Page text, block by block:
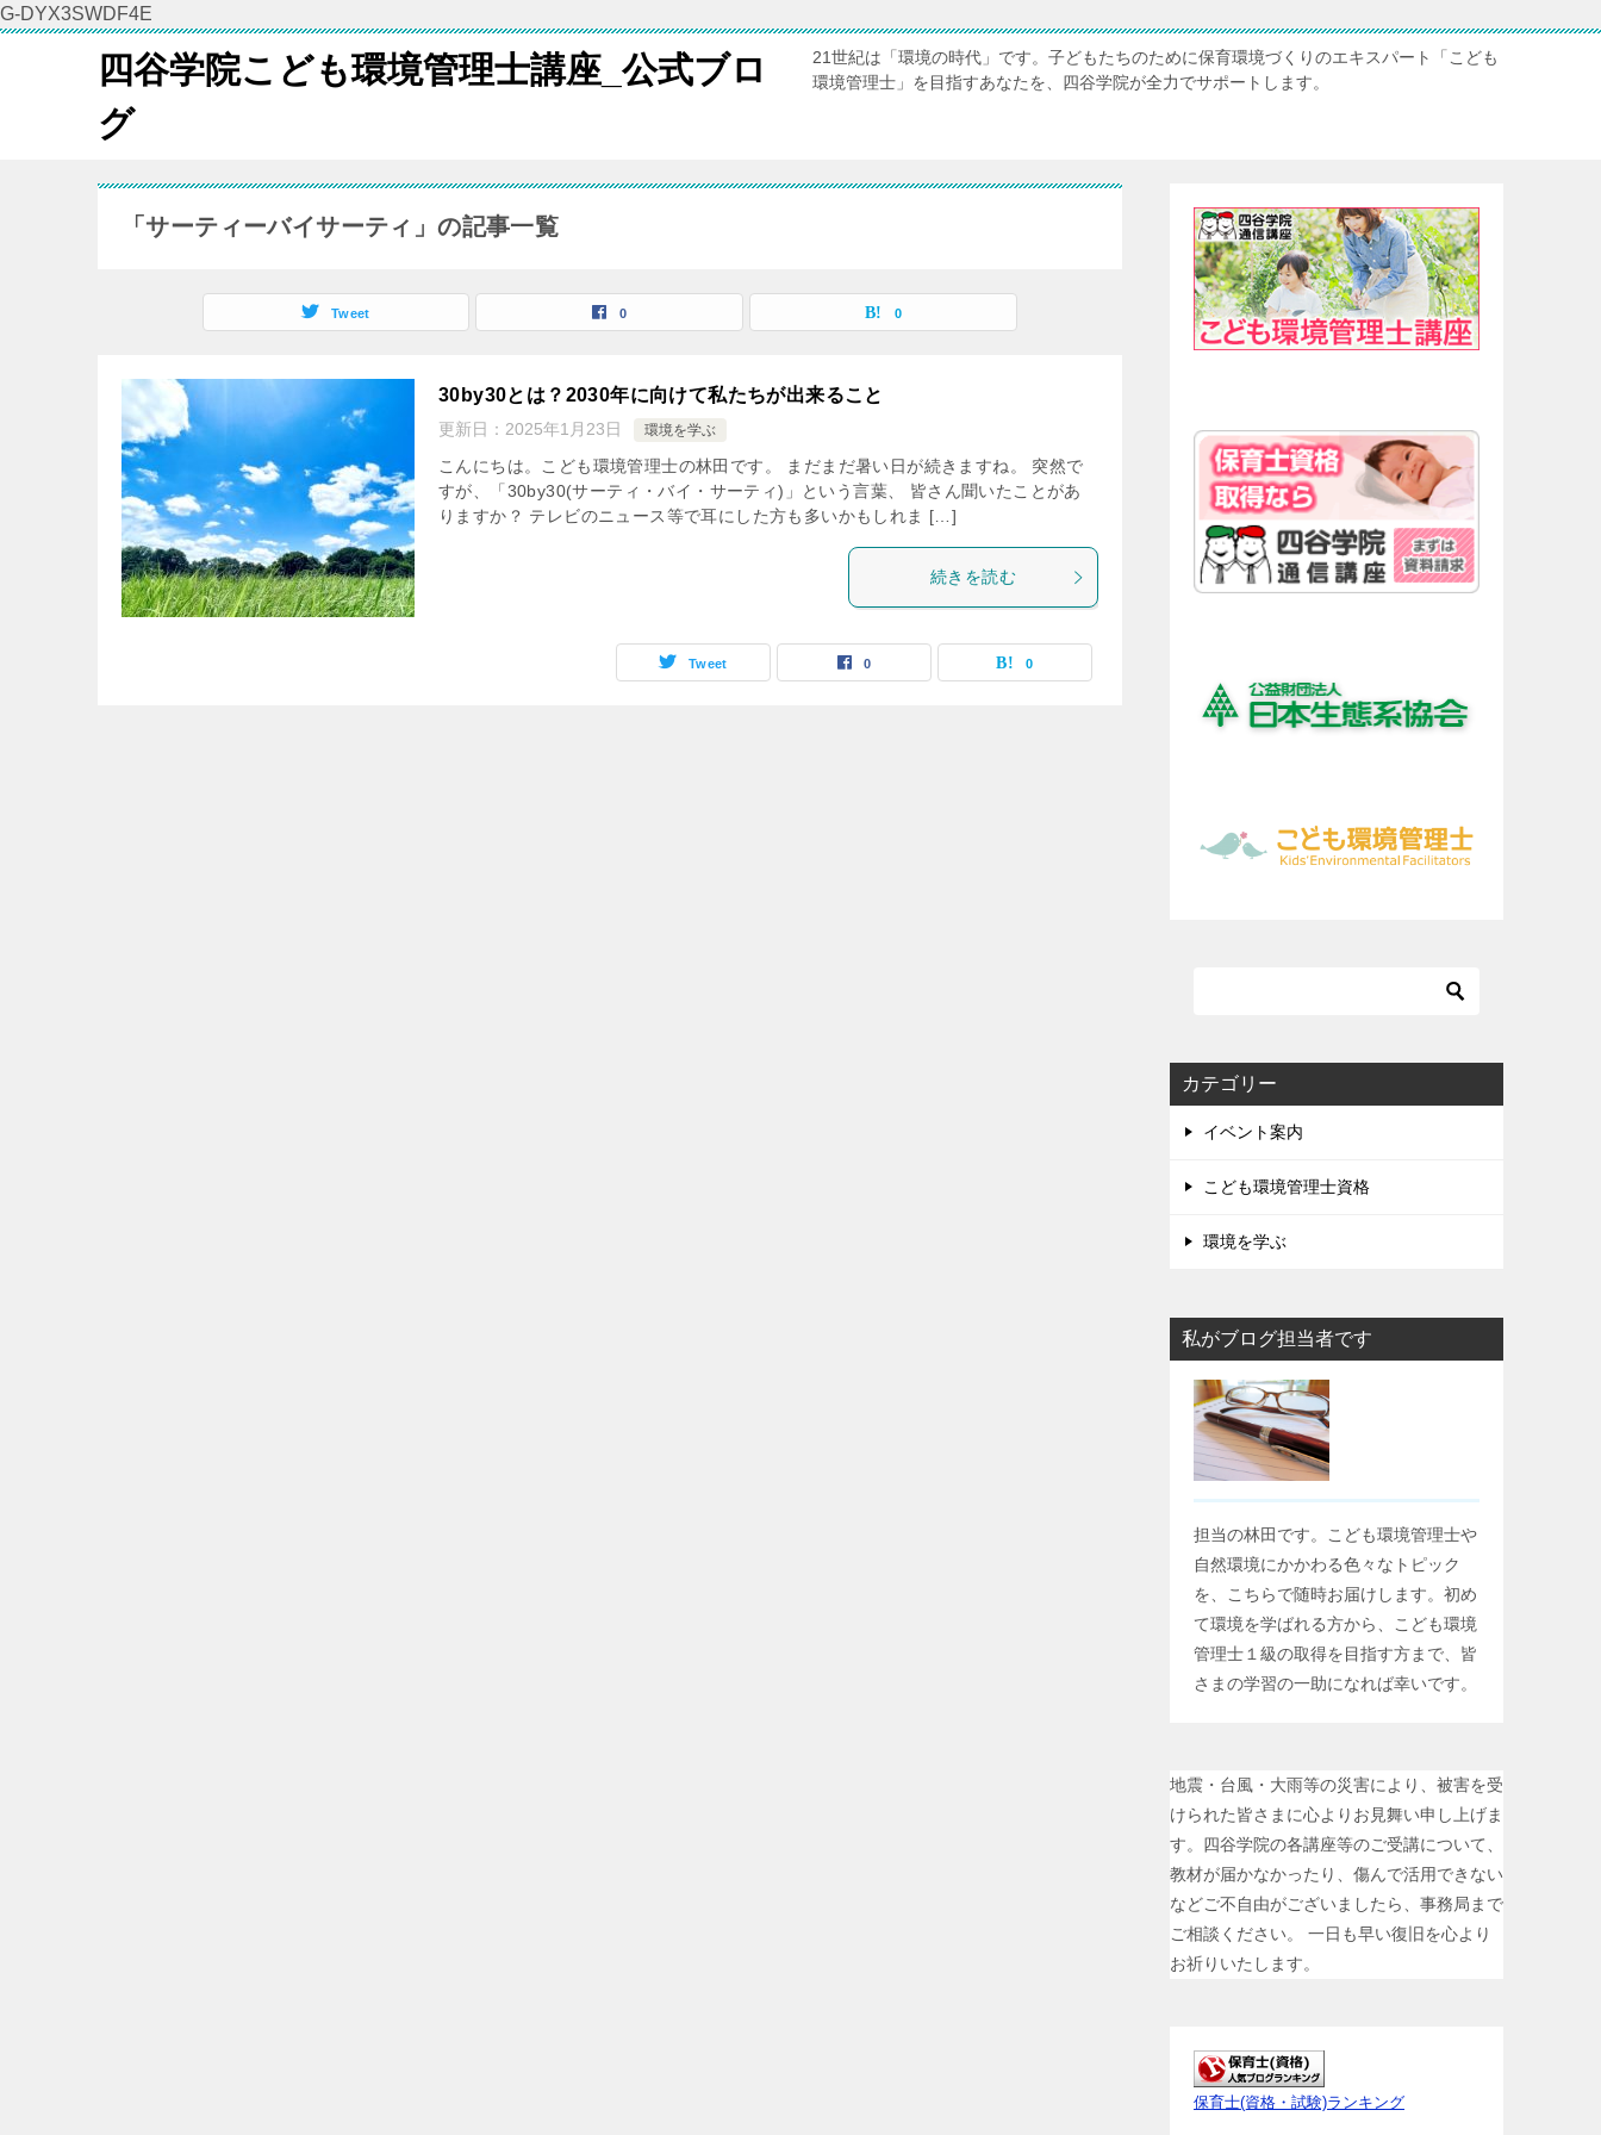
G-DYX3SWDF4E
四谷学院こども環境管理士講座_公式ブロ
グ
21世紀は「環境の時代」です。子どもたちのために保育環境づくりのエキスパート「こども
環境管理士」を目指すあなたを、四谷学院が全力でサポートします。
「サーティーバイサーティ」の記事一覧
Tweet 0 0
30by30とは？2030年に向けて私たちが出来ること
更新日： 2025年1月23日 環境を学ぶ
こんにちは。こども環境管理士の林田です。 まだまだ暑い日が続きますね。 突然で
すが、「30by30(サーティ・バイ・サーティ)」という言葉、 皆さん聞いたことがあ
りますか？ テレビのニュース等で耳にした方も多いかもしれま […]
続きを読む
Tweet 0 0
カテゴリー
イベント案内
こども環境管理士資格
環境を学ぶ
私がブログ担当者です
担当の林田です。こども環境管理士や
自然環境にかかわる色々なトピック
を、こちらで随時お届けします。初め
て環境を学ばれる方から、こども環境
管理士１級の取得を目指す方まで、皆
さまの学習の一助になれば幸いです。
地震・台風・大雨等の災害により、被害を受
けられた皆さまに心よりお見舞い申し上げま
す。四谷学院の各講座等のご受講について、
教材が届かなかったり、傷んで活用できない
などご不自由がございましたら、事務局まで
ご相談ください。 一日も早い復旧を心より
お祈りいたします。
保育士(資格・試験)ランキング